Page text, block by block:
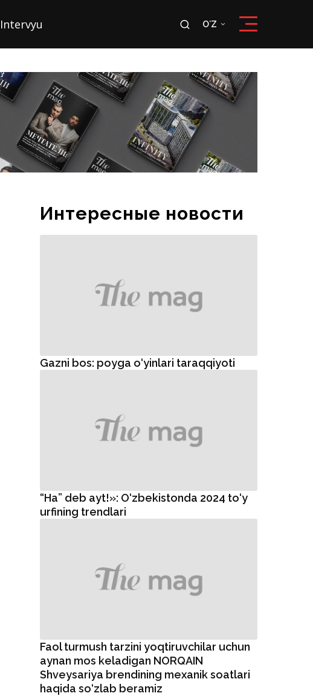
Intervyu OʻZ
Интересные новости
Gazni bos: poyga o‘yinlari taraqqiyoti
“Ha” deb ayt!»: O‘zbekistonda 2024 to‘y
urfining trendlari
Faol turmush tarzini yoqtiruvchilar uchun
aynan mos keladigan NORQAIN
Shveysariya brendining mexanik soatlari
haqida so‘zlab beramiz